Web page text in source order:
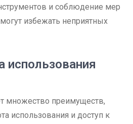
и соблюдение мер
избежать неприятных
использования
множество преимуществ,
использования и доступ к